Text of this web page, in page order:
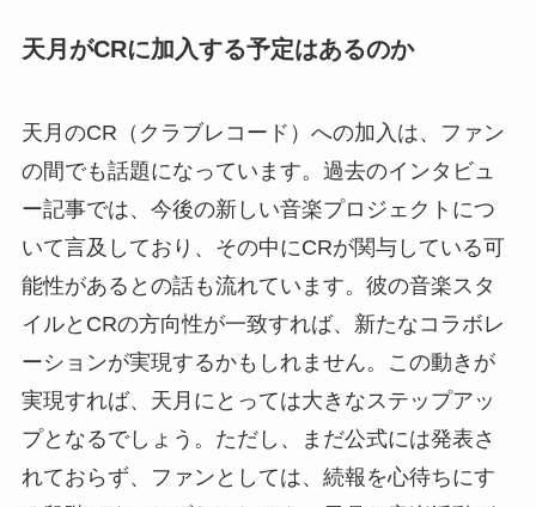
天月がCRに加入する予定はあるのか
天月のCR（クラブレコード）への加入は、ファン
の間でも話題になっています。過去のインタビュ
ー記事では、今後の新しい音楽プロジェクトにつ
いて言及しており、その中にCRが関与している可
能性があるとの話も流れています。彼の音楽スタ
イルとCRの方向性が一致すれば、新たなコラボレ
ーションが実現するかもしれません。この動きが
実現すれば、天月にとっては大きなステップアッ
プとなるでしょう。ただし、まだ公式には発表さ
れておらず、ファンとしては、続報を心待ちにす